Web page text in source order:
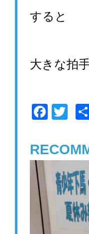
すると
大きな拍
F
c
e
b
o
k
tt
er